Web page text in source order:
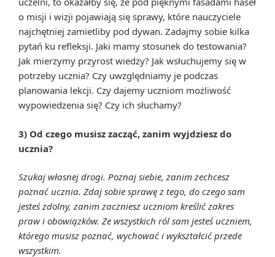
o misji i wizji pojawiają się sprawy, które nauczyciele
najchętniej zamietliby pod dywan. Zadajmy sobie kilka
pytań ku refleksji. Jaki mamy stosunek do testowania?
Jak mierzymy przyrost wiedzy? Jak wsłuchujemy się w
potrzeby ucznia? Czy uwzględniamy je podczas
planowania lekcji. Czy dajemy uczniom możliwość
wypowiedzenia się? Czy ich słuchamy?
3) Od czego musisz zacząć, zanim wyjdziesz do
ucznia?
Szukaj własnej drogi. Poznaj siebie, zanim zechcesz
poznać ucznia. Zdaj sobie sprawę z tego, do czego sam
jesteś zdolny, zanim zaczniesz uczniom kreślić zakres
praw i obowiązków. Ze wszystkich ról sam jesteś uczniem,
którego musisz poznać, wychować i wykształcić przede
wszystkim.